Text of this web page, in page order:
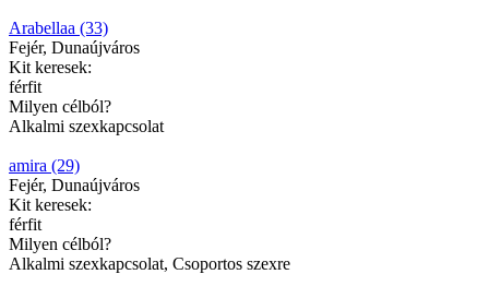
Arabellaa (33)
Fejér, Dunaújváros
Kit keresek:
férfit
Milyen célból?
Alkalmi szexkapcsolat
amira (29)
Fejér, Dunaújváros
Kit keresek:
férfit
Milyen célból?
Alkalmi szexkapcsolat, Csoportos szexre